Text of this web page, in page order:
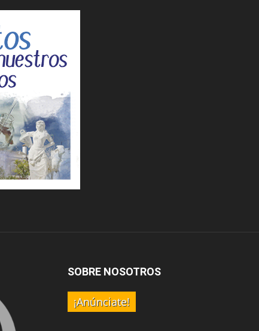
SOBRE NOSOTROS
¡Anúnciate!